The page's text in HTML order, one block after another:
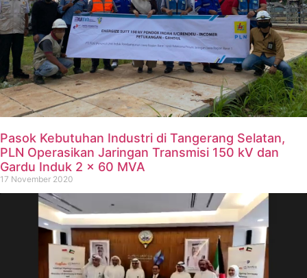
Pasok Kebutuhan Industri di Tangerang Selatan,
PLN Operasikan Jaringan Transmisi 150 kV dan
Gardu Induk 2 x 60 MVA
17 November 2020